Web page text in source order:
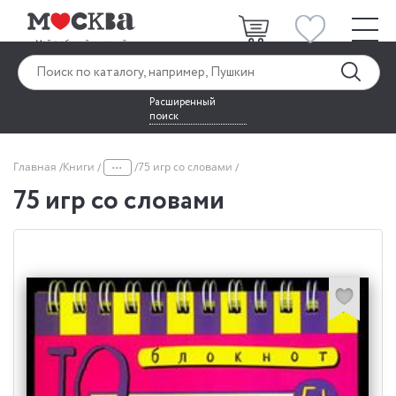
Расширенный
поиск
Главная Книги ... 75 игр со словами
75 игр со словами